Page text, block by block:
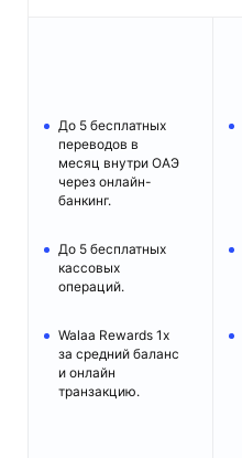
До 5 бесплатных
переводов в
месяц внутри ОАЭ
через онлайн-
банкинг.
До 5 бесплатных
кассовых
операций.
Walaa Rewards 1x
за средний баланс
и онлайн
транзакцию.